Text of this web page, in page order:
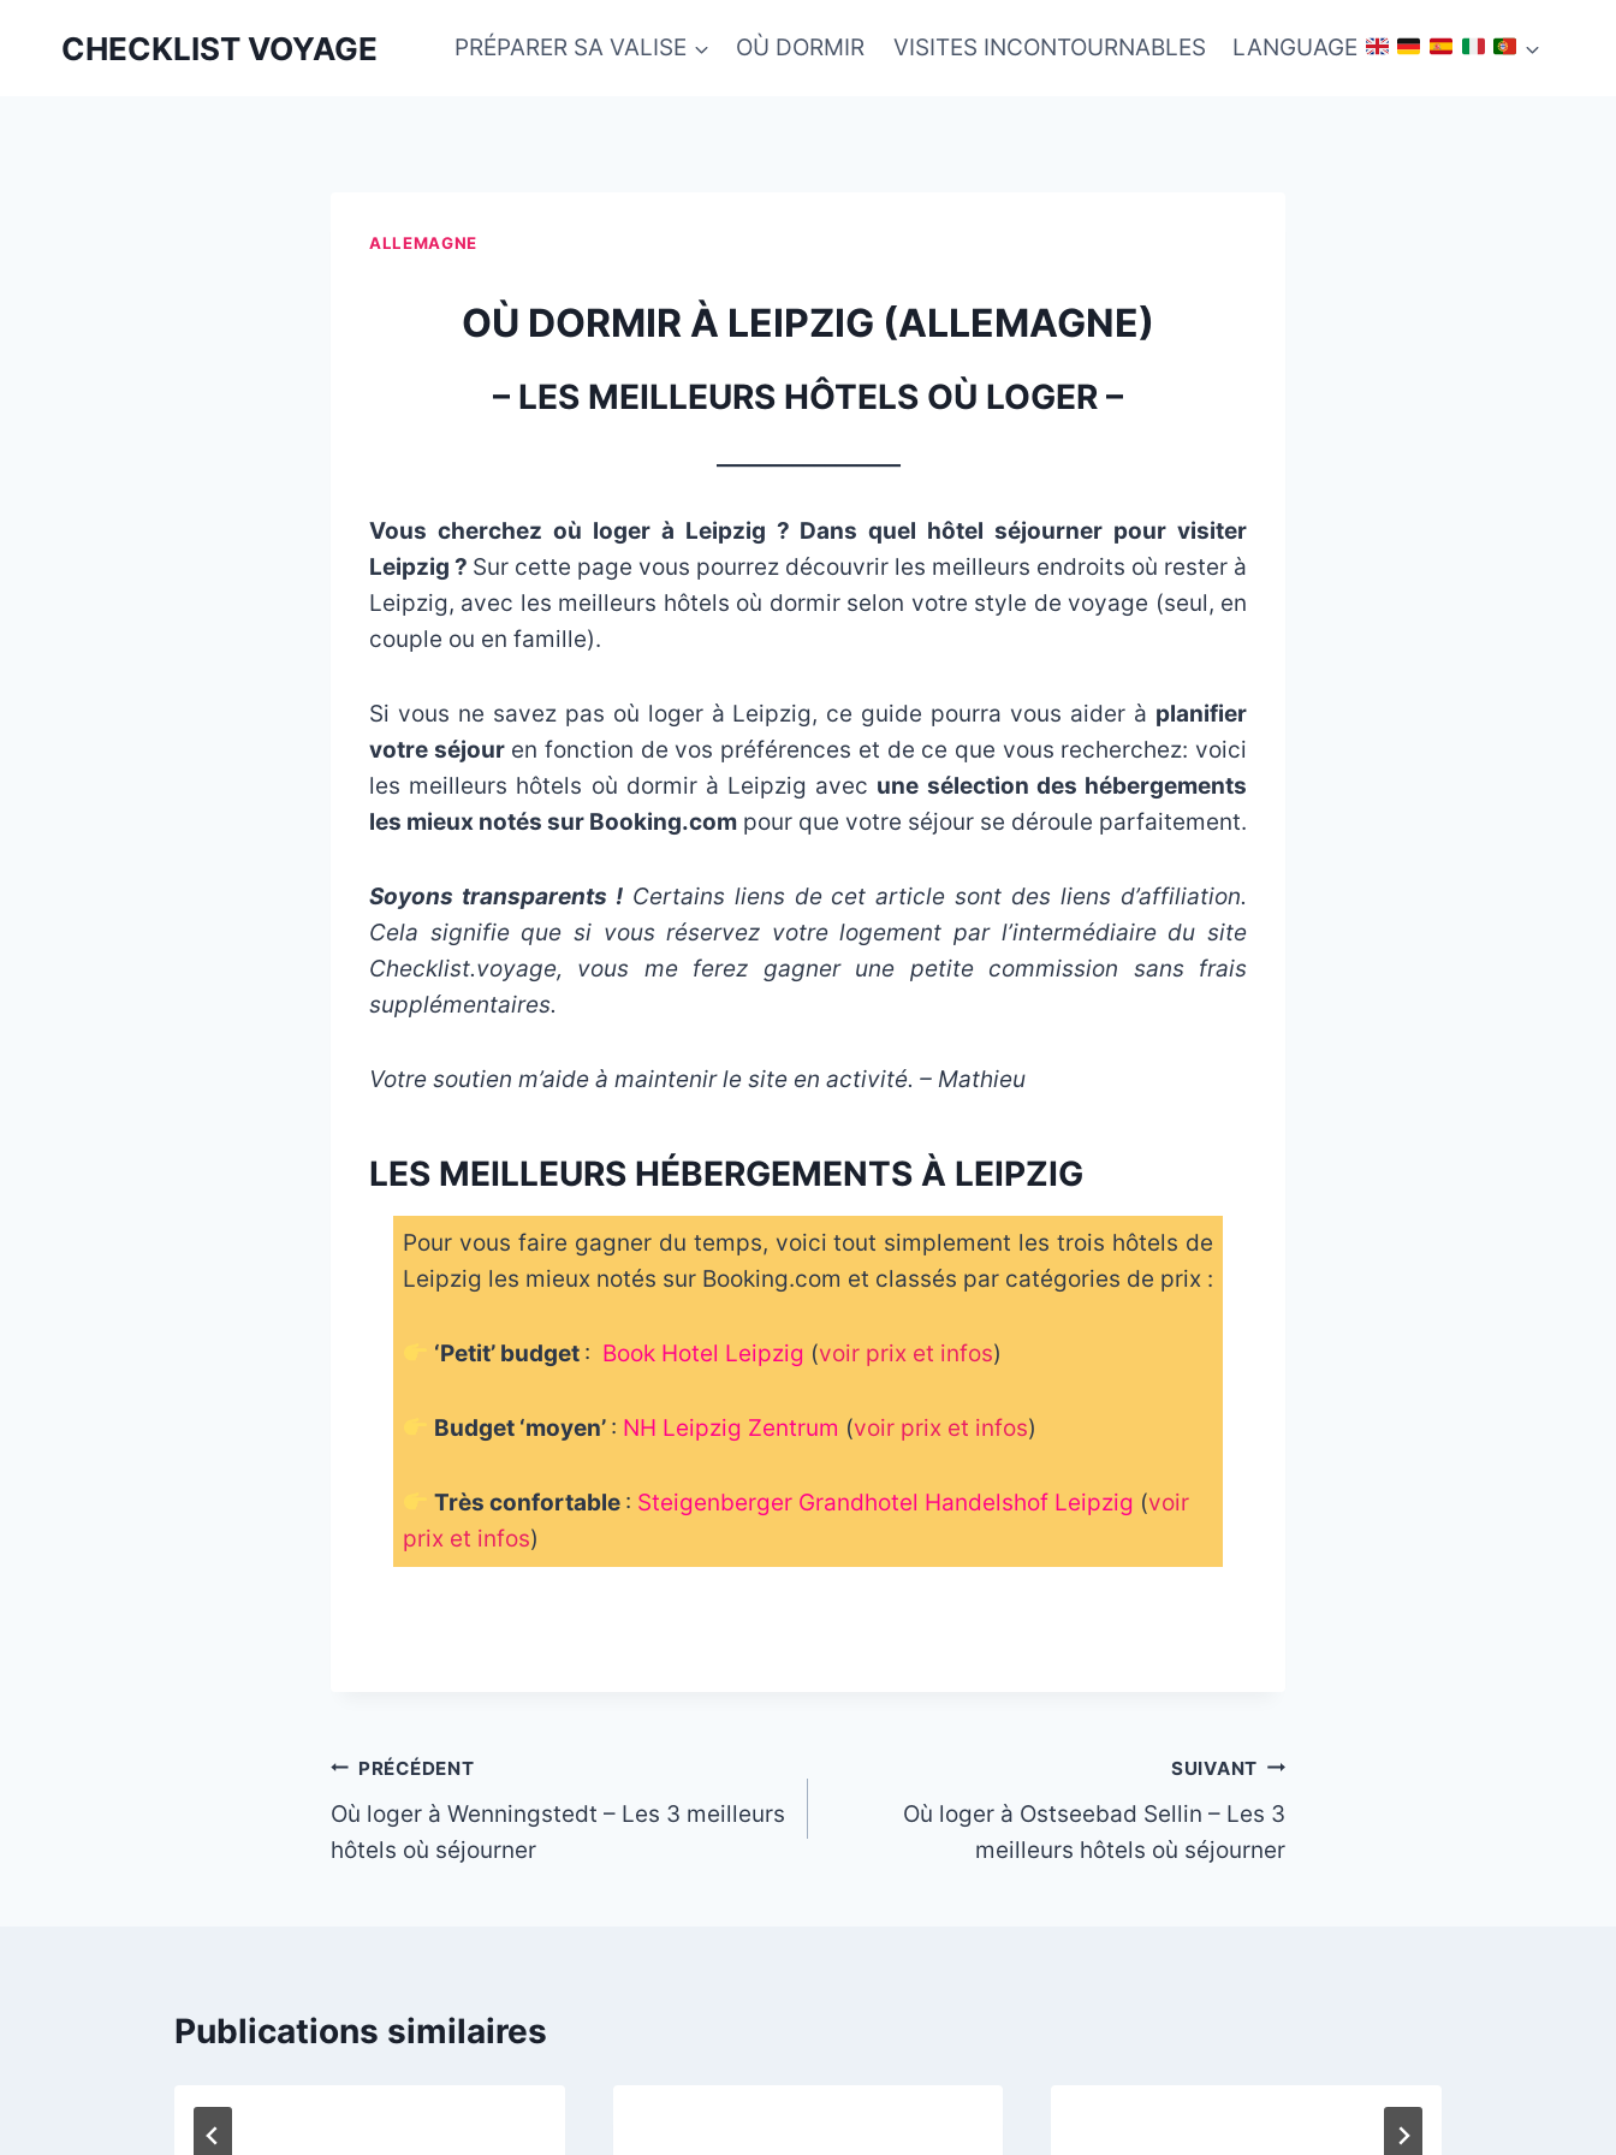
CHECKLIST VOYAGE PRÉPARER SA VALISE OÙ DORMIR VISITES INCONTOURNABLES LANGUAGE
ALLEMAGNE
OÙ DORMIR À LEIPZIG (ALLEMAGNE)
– LES MEILLEURS HÔTELS OÙ LOGER –
Vous cherchez où loger à Leipzig ? Dans quel hôtel séjourner pour visiter
Leipzig ? Sur cette page vous pourrez découvrir les meilleurs endroits où rester à
Leipzig, avec les meilleurs hôtels où dormir selon votre style de voyage (seul, en
couple ou en famille).
Si vous ne savez pas où loger à Leipzig, ce guide pourra vous aider à planifier
votre séjouren fonction de vos préférences et de ce que vous recherchez: voici
les meilleurs hôtels où dormir à Leipzig avec une sélection des hébergements
les mieux notés sur Booking.com pour que votre séjour se déroule parfaitement.
Soyons transparents !Certains liens de cet article sont des liens d’affiliation.
Cela signifie que si vous réservez votre logement par l’intermédiaire du site
Checklist.voyage, vous me ferez gagner une petite commission sans frais
supplémentaires.
Votre soutien m’aide à maintenir le site en activité. – Mathieu
LES MEILLEURS HÉBERGEMENTS À LEIPZIG
Pour vous faire gagner du temps, voici tout simplement les trois hôtels de
Leipzig les mieux notés sur Booking.com et classés par catégories de prix :
‘Petit’ budget : Book Hotel Leipzig (voir prix et infos)
Budget ‘moyen’ : NH Leipzig Zentrum (voir prix et infos)
Très confortable : Steigenberger Grandhotel Handelshof Leipzig (voir
prix et infos)
Navigation
de
PRÉCÉDENT
Où loger à Wenningstedt – Les 3 meilleurs
hôtels où séjourner
SUIVANT
Où loger à Ostseebad Sellin – Les 3
meilleurs hôtels où séjourner
Publications similaires